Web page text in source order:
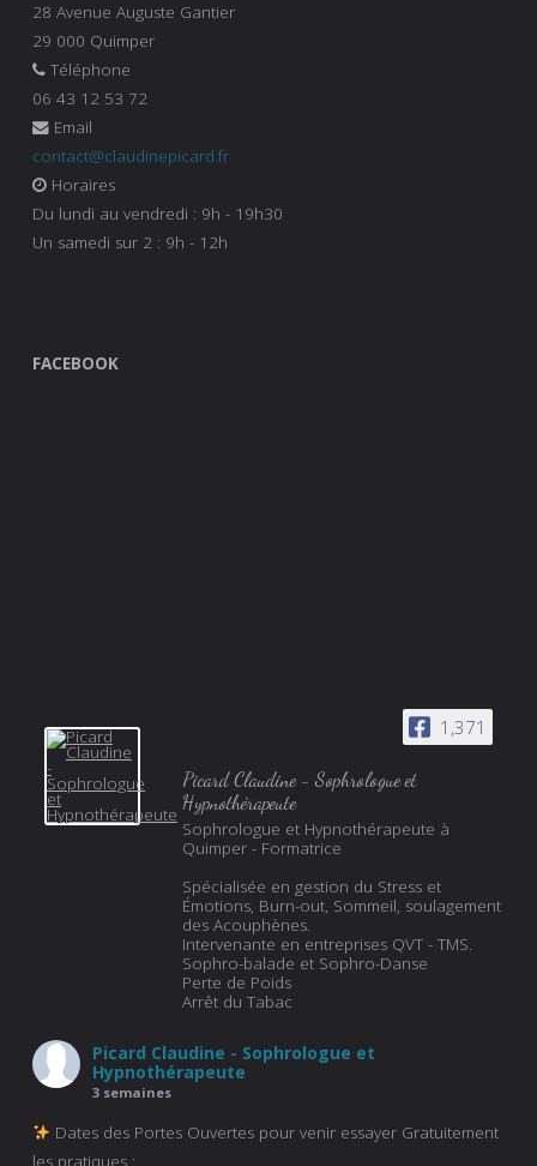
28 Avenue Auguste Gantier
29 000 Quimper
Téléphone
06 43 12 53 72
Email
contact@claudinepicard.fr
Horaires
Du lundi au vendredi : 9h - 19h30
Un samedi sur 2 : 9h - 12h
FACEBOOK
1,371
Picard Claudine - Sophrologue et
Hypnothérapeute
Sophrologue et Hypnothérapeute à
Quimper - Formatrice
Spécialisée en gestion du Stress et
Émotions, Burn-out, Sommeil, soulagement
des Acouphènes.
Intervenante en entreprises QVT - TMS.
Sophro-balade et Sophro-Danse
Perte de Poids
Arrêt du Tabac
Picard Claudine - Sophrologue et
Hypnothérapeute
3 semaines
Dates des Portes Ouvertes pour venir essayer Gratuitement
les pratiques :